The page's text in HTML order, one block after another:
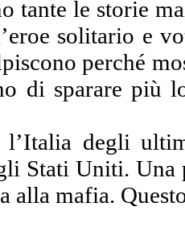
tante le storie
solitario e
perché
di sparare più
l’Italia degli
Stati Uniti. Una
alla mafia.